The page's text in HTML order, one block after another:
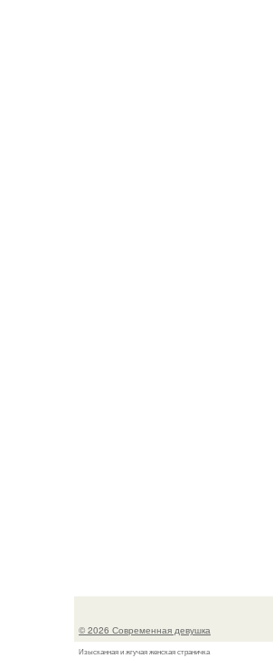
© 2026 Современная девушка
Изысканная и жгучая женская страничка